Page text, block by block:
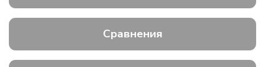
Сравнения